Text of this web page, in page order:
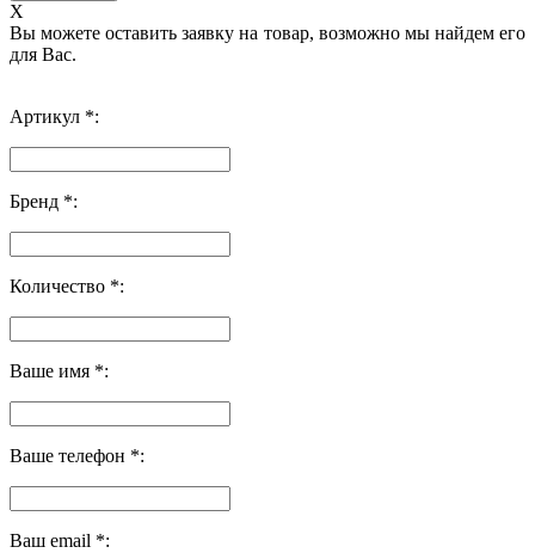
X
Вы можете оставить заявку на товар, возможно мы найдем его
для Вас.
Артикул *:
Бренд *:
Количество *:
Ваше имя *:
Ваше телефон *:
Ваш email *: